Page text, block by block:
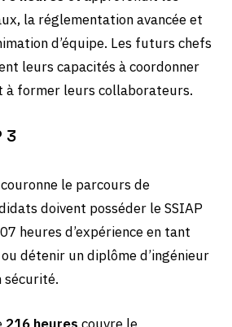
la réglementation avancée et
d’équipe. Les futurs chefs
leurs capacités à coordonner
à former leurs collaborateurs.
3
couronne le parcours de
doivent posséder le SSIAP
heures d’expérience en tant
détenir un diplôme d’ingénieur
sécurité.